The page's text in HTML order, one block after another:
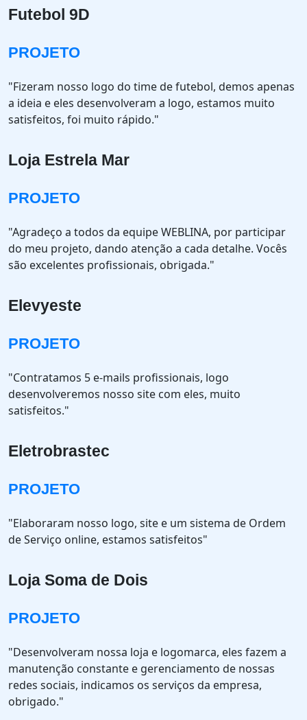
Futebol 9D
PROJETO
"Fizeram nosso logo do time de futebol, demos apenas
a ideia e eles desenvolveram a logo, estamos muito
satisfeitos, foi muito rápido."
Loja Estrela Mar
PROJETO
"Agradeço a todos da equipe WEBLINA, por participar
do meu projeto, dando atenção a cada detalhe. Vocês
são excelentes profissionais, obrigada."
Elevyeste
PROJETO
"Contratamos 5 e-mails profissionais, logo
desenvolveremos nosso site com eles, muito
satisfeitos."
Eletrobrastec
PROJETO
"Elaboraram nosso logo, site e um sistema de Ordem
de Serviço online, estamos satisfeitos"
Loja Soma de Dois
PROJETO
"Desenvolveram nossa loja e logomarca, eles fazem a
manutenção constante e gerenciamento de nossas
redes sociais, indicamos os serviços da empresa,
obrigado."